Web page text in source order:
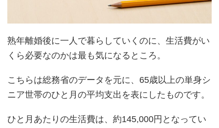
熟年離婚後に一人で暮らしていくのに、生活費がい
くら必要なのかは最も気になるところ。
こちらは総務省のデータを元に、65歳以上の単身シ
ニア世帯のひと月の平均支出を表にしたものです。
ひと月あたりの生活費は、約145,000円となってい